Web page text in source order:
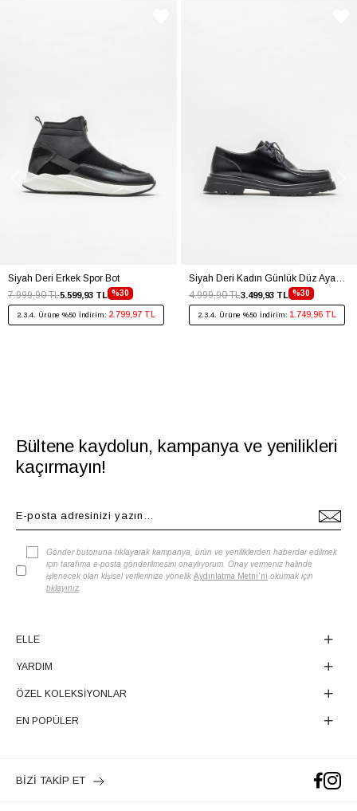
Siyah Deri Erkek Spor Bot
%30
5.599,93 TL
7.999,90 TL
2.3.4. Ürüne %50 İndirim: 2.799,97 TL
Siyah Deri Kadın Günlük Düz Ayakkabı
%30
3.499,93 TL
4.999,90 TL
2.3.4. Ürüne %50 İndirim: 1.749,96 TL
Bültene kaydolun, kampanya ve yenilikleri
kaçırmayın!
Gönder butonuna tıklayarak kampanya, ürün ve yeniliklerden haberdar edilmek
için tarafıma e-posta gönderilmesini onaylıyorum. Onay vermeniz halinde
işlenecek olan kişisel verilerinize yönelik Aydınlatma Metni'ni okumak için
tıklayınız
ELLE
YARDIM
ÖZEL KOLEKSİYONLAR
EN POPÜLER
BİZİ TAKİP ET